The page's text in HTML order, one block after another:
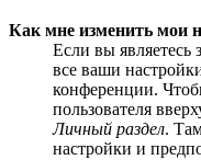
Как мне изменить мои
Если вы являетесь
все ваши
конференции.
пользователя
Личный раздел.
настройки и